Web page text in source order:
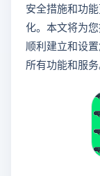
安全措施和功
化。本文将为
顺利建立和设
所有功能和服务